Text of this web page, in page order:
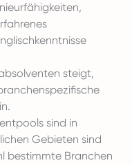
steigt,
sind in
Gebieten sind
bestimmte Branchen